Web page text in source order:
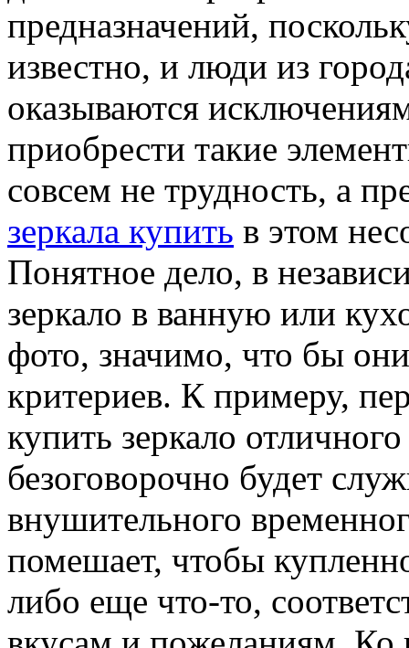
предназначений,
известно, и люди из
оказываются
приобрести такие
совсем не трудность, а
зеркала купить в этом
Понятное дело, в
зеркало в ванную или
фото, значимо, что бы
критериев. К примеру,
купить зеркало
безоговорочно будет
внушительного
помешает, чтобы
либо еще что-то,